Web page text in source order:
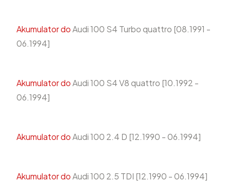
Akumulator doAudi 100 S4 Turbo quattro [08.1991 -
06.1994]
Akumulator doAudi 100 S4 V8 quattro [10.1992 -
06.1994]
Akumulator doAudi 100 2.4 D [12.1990 - 06.1994]
Akumulator doAudi 100 2.5 TDI [12.1990 - 06.1994]